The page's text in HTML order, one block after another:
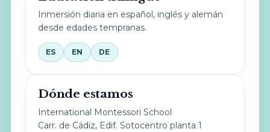
Inmersión diaria en español, inglés y alemán
desde edades tempranas.
ES EN DE
Dónde estamos
International Montessori School
Carr. de Cádiz, Edif. Sotocentro planta 1